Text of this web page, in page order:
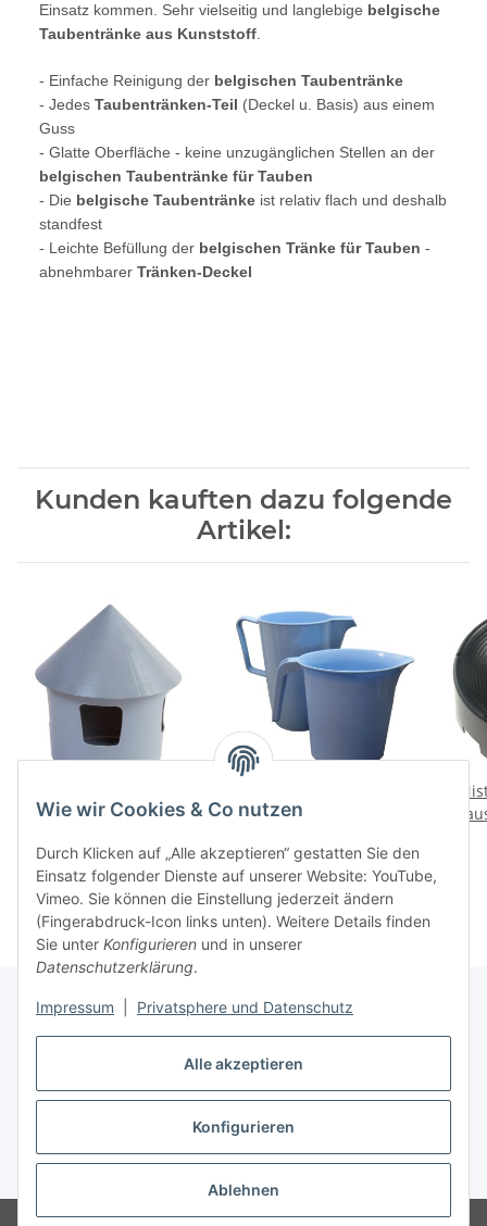
Alle akzeptieren
Konfigurieren
Ablehnen
Wie wir Cookies & Co nutzen
Durch Klicken auf „Alle akzeptieren“ gestatten Sie den
Einsatz folgender Dienste auf unserer Website: YouTube,
Vimeo. Sie können die Einstellung jederzeit ändern
(Fingerabdruck-Icon links unten). Weitere Details finden
Sie unter Konfigurieren und in unserer
Datenschutzerklärung.
Impressum Privatsphere und Datenschutz
Einsatz kommen. Sehr vielseitig und langlebige belgische
Taubentränke aus Kunststoff
- Einfache Reinigung der belgischen Taubentränke
- Jedes Taubentränken-Teil (Deckel u. Basis) aus einem
Guss
- Glatte Oberfläche - keine unzugänglichen Stellen an der
belgischen Taubentränke für Tauben
- Die belgische Taubentränke ist relativ flach und deshalb
standfest
- Leichte Befüllung der belgischen Tränke für Tauben -
abnehmbarer Tränken-Deckel
Kunden kauften dazu folgende
Artikel:
2 Liter
Futterkrug aus
Taubenzubehör 2 Liter
Vertrag widerrufen
* Alle Preise inkl. gesetzlicher USt., zzgl.